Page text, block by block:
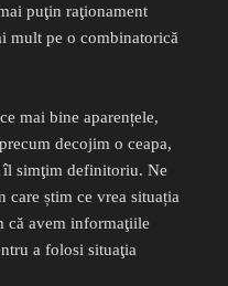
puţin raţionament
mult pe o combinatorică
mai bine aparențele,
decojim o ceapa,
îl simţim definitoriu. Ne
știm ce vrea situația
că avem informaţiile
a folosi situaţia